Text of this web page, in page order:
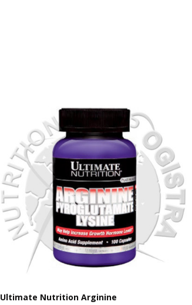
Ultimate Nutrition Arginine